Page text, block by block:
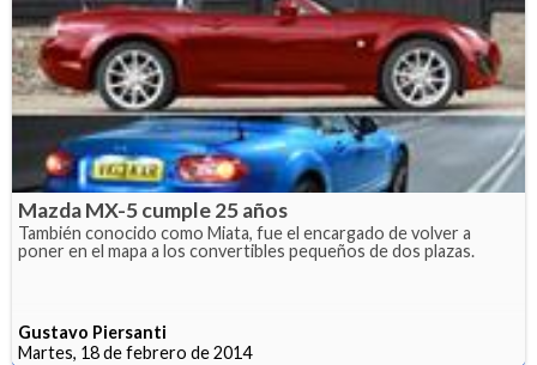
Mazda MX-5 cumple 25 años
También conocido como Miata, fue el encargado de volver a
poner en el mapa a los convertibles pequeños de dos plazas.
Gustavo Piersanti
Martes, 18 de febrero de 2014